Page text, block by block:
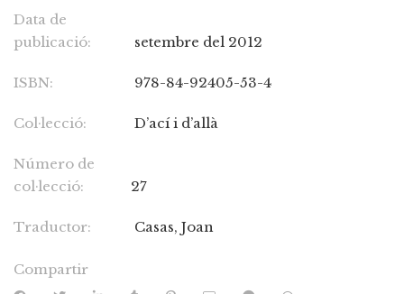
Data de
publicació:
setembre del 2012
ISBN: 978-84-92405-53-4
Col·lecció: D’ací i d’allà
Número de
col·lecció:
27
Traductor: Casas, Joan
Compartir